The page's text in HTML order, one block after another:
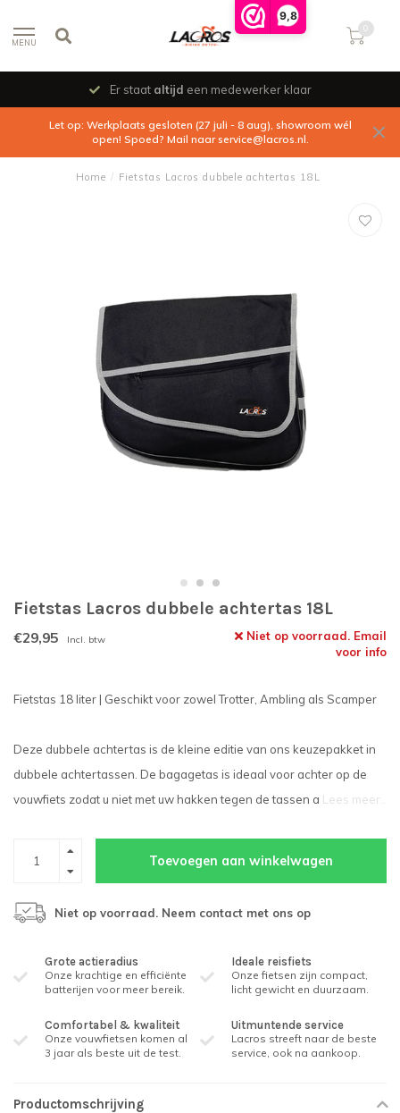
9,8
MENU
0
Er staat altijd een medewerker klaar
Let op: Werkplaats gesloten (27 juli - 8 aug), showroom wél
open! Spoed? Mail naarservice@lacros.nl.
Home / Fietstas Lacros dubbele achtertas 18L
Fietstas Lacros dubbele achtertas 18L
€29,95 Incl. btw
Niet op voorraad. Email
voor info
Fietstas 18 liter | Geschikt voor zowel Trotter, Ambling als Scamper
Deze dubbele achtertas is de kleine editie van ons keuzepakket in
dubbele achtertassen. De bagagetas is ideaal voor achter op de
vouwfiets zodat u niet met uw hakken tegen de tassen a Lees meer..
Toevoegen aan winkelwagen
Niet op voorraad. Neem contact met ons op
Grote actieradius
Onze krachtige en efficiënte
batterijen voor meer bereik.
Ideale reisfiets
Onze fietsen zijn compact,
licht gewicht en duurzaam.
Comfortabel & kwaliteit
Onze vouwfietsen komen al
3 jaar als beste uit de test.
Uitmuntende service
Lacros streeft naar de beste
service, ook na aankoop.
Productomschrijving